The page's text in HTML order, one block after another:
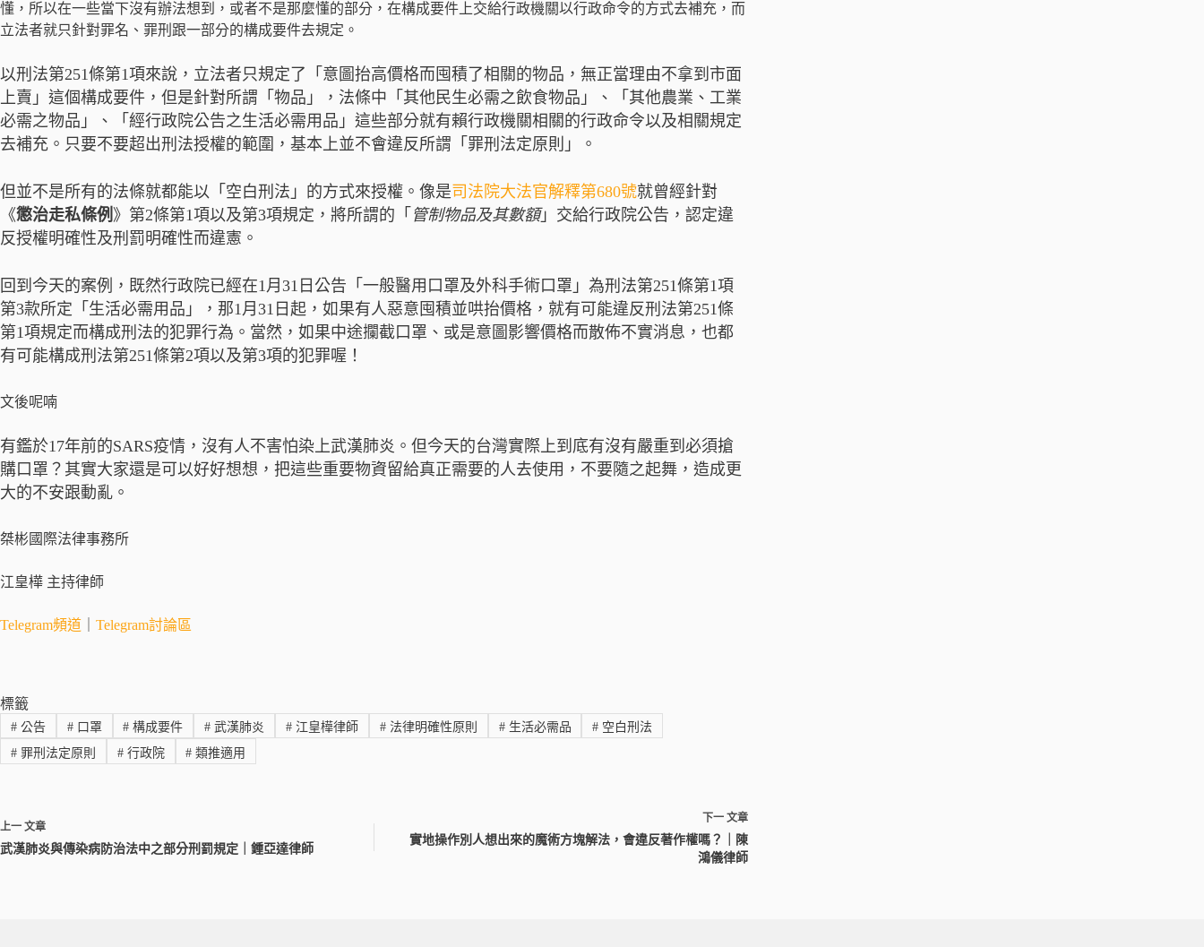
懂，所以在一些當下沒有辦法想到，或者不是那麼懂的部分，在構成要件上交給行政機關以行政命令的方式去補充，而
立法者就只針對罪名、罪刑跟一部分的構成要件去規定。
以刑法第251條第1項來說，立法者只規定了「意圖抬高價格而囤積了相關的物品，無正當理由不拿到市面
上賣」這個構成要件，但是針對所謂「物品」，法條中「其他民生必需之飲食物品」、「其他農業、工業
必需之物品」、「經行政院公告之生活必需用品」這些部分就有賴行政機關相關的行政命令以及相關規定
去補充。只要不要超出刑法授權的範圍，基本上並不會違反所謂「罪刑法定原則」。
但並不是所有的法條就都能以「空白刑法」的方式來授權。像是司法院大法官解釋第680號就曾經針對
《懲治走私條例 》第2條第1項以及第3項規定，將所謂的「 管制物品及其數額」交給行政院公告，認定違
反授權明確性及刑罰明確性而違憲。
回到今天的案例，既然行政院已經在1月31日公告「一般醫用口罩及外科手術口罩」為刑法第251條第1項
第3款所定「生活必需用品」，那1月31日起，如果有人惡意囤積並哄抬價格，就有可能違反刑法第251條
第1項規定而構成刑法的犯罪行為。當然，如果中途攔截口罩、或是意圖影響價格而散佈不實消息，也都
有可能構成刑法第251條第2項以及第3項的犯罪喔！
文後呢喃
有鑑於17年前的SARS疫情，沒有人不害怕染上武漢肺炎。但今天的台灣實際上到底有沒有嚴重到必須搶
購口罩？其實大家還是可以好好想想，把這些重要物資留給真正需要的人去使用，不要隨之起舞，造成更
大的不安跟動亂。
桀彬國際法律事務所
江皇樺 主持律師
Telegram頻道 Telegram討論區
標籤
#公告 #口罩 # 構成要件 # 武漢肺炎 # 江皇樺律師 #法律明確性原則 #生活必需品 # 空白刑法
#罪刑法定原則 #行政院 # 類推適用
上一 文章
武漢肺炎與傳染病防治法中之部分刑罰規定｜鍾亞達律師
下一 文章
實地操作別人想出來的魔術方塊解法，會違反著作權嗎？｜陳
鴻儀律師